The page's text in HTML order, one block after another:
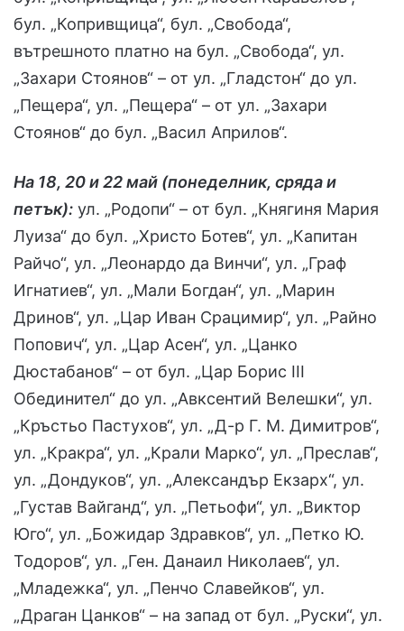
бул. „Копривщица“, бул. „Свобода“,
вътрешното платно на бул. „Свобода“, ул.
„Захари Стоянов“ – от ул. „Гладстон“ до ул.
„Пещера“, ул. „Пещера“ – от ул. „Захари
Стоянов“ до бул. „Васил Априлов“.
На 18, 20 и 22 май (понеделник, сряда и
петък): ул. „Родопи“ – от бул. „Княгиня Мария
Луиза“ до бул. „Христо Ботев“, ул. „Капитан
Райчо“, ул. „Леонардо да Винчи“, ул. „Граф
Игнатиев“, ул. „Мали Богдан“, ул. „Марин
Дринов“, ул. „Цар Иван Срацимир“, ул. „Райно
Попович“, ул. „Цар Асен“, ул. „Цанко
Дюстабанов“ – от бул. „Цар Борис III
Обединител“ до ул. „Авксентий Велешки“, ул.
„Кръстьо Пастухов“, ул. „Д-р Г. М. Димитров“,
ул. „Кракра“, ул. „Крали Марко“, ул. „Преслав“,
ул. „Дондуков“, ул. „Александър Екзарх“, ул.
„Густав Вайганд“, ул. „Петьофи“, ул. „Виктор
Юго“, ул. „Божидар Здравков“, ул. „Петко Ю.
Тодоров“, ул. „Ген. Данаил Николаев“, ул.
„Младежка“, ул. „Пенчо Славейков“, ул.
„Драган Цанков“ – на запад от бул. „Руски“, ул.